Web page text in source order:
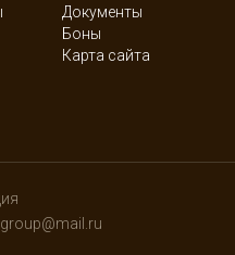
Документы
Боны
Карта сайта